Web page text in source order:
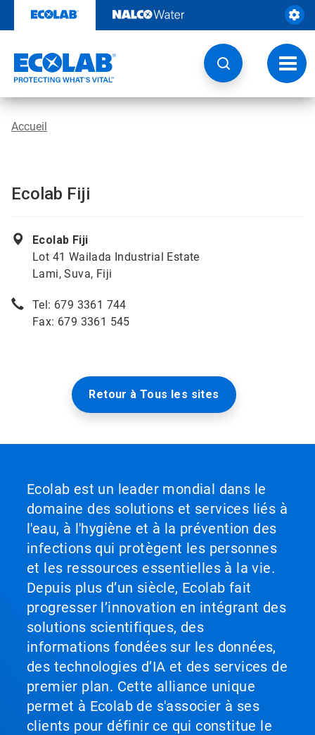
contenu
la
Accueil
Ecolab Fiji
Ecolab Fiji
Lot 41 Wailada Industrial Estate
Lami, Suva, Fiji
Tel: 679 3361 744
Fax: 679 3361 545
Retour à Tous les sites
Ecolab est un leader mondial dans le
domaine des solutions et services liés à
l'eau, à l'hygiène et à la prévention des
infections qui protègent les personnes
et les ressources essentielles à la vie.
Depuis plus d’un siècle, Ecolab fait
progresser l’innovation en intégrant des
solutions scientifiques, des
informations fondées sur les données,
des technologies d’IA et des services de
premier plan. Cette alliance unique
permet à Ecolab de s'associer à ses
clients pour définir ce qui constitue le